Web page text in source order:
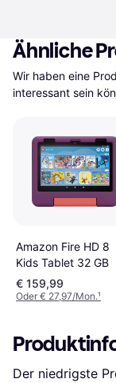
Ähnliche
Wir haben eine
interessant sein
Amazon Fire HD 8
Kids Tablet 32 GB
€ 159,99
Oder € 27,97/Mon.¹
Der niedrigste